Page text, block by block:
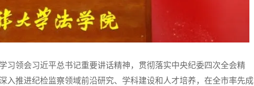
领会习近平总书记重要讲话精神，贯彻落实中央纪委四次全会精
入推进纪检监察领域前沿研究、学科建设和人才培养，在全市率先成